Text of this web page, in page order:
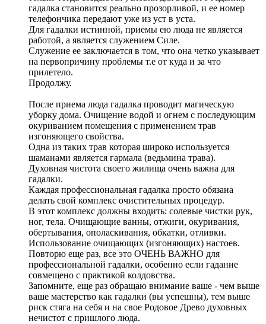
гадалка становится реально прозорливой, и ее номер
телефончика передают уже из уст в уста.
Для гадалки истинной, приемы ею люда не является
работой, а является служением Силе.
Служение ее заключается в том, что она четко указывает
на первопричину проблемы т.е от куда и за что
прилетело.
Продолжу.
После приема люда гадалка проводит магическую
уборку дома. Очищение водой и огнем с последующим
окуриванием помещения с применением трав
изгоняющего свойства.
Одна из таких трав которая широко используется
шаманами является гармала (ведьмина трава).
Духовная чистота своего жилища очень важна для
гадалки.
Каждая профессиональная гадалка просто обязана
делать свой комплекс очистительных процедур.
В этот комплекс должны входить: солевые чистки рук,
ног, тела. Очищающие ванны, отжиги, окуривания,
обертывания, ополаскивания, обкатки, отливки.
Использование очищающих (изгоняющих) настоев.
Повторю еще раз, все это ОЧЕНЬ ВАЖНО для
профессиональной гадалки, особенно если гадание
совмещено с практикой колдовства.
Запомните, еще раз обращаю внимание ваше - чем выше
ваше мастерство как гадалки (вы успешны), тем выше
риск стяга на себя и на свое Родовое Древо духовных
нечистот с пришлого люда.